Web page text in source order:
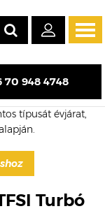
70 948 4748
árak
típusát évjárat,
Turbó